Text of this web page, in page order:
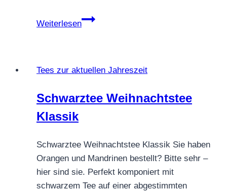
Weiterlesen
Schwarztee
Tees zur aktuellen Jahreszeit
Schwarztee Weihnachtstee
Klassik
Schwarztee Weihnachtstee Klassik Sie haben
Orangen und Mandrinen bestellt? Bitte sehr –
hier sind sie. Perfekt komponiert mit
schwarzem Tee auf einer abgestimmten